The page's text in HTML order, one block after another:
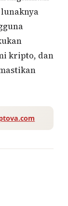
kripto, dan